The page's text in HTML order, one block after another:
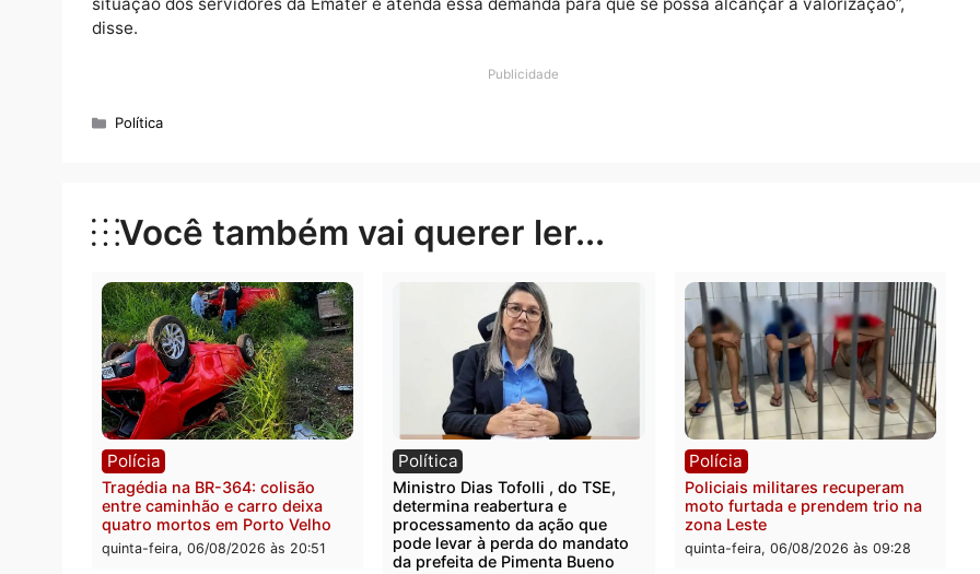
desenvolvimento da agricultura e pecuária de Rondônia e da pouca valorização por parte do
casa. Já era para ter vindo no ano passado, mas não chegou. Esperamos que o governo se
Publicidade
Categorias
Política
Você também vai querer ler...